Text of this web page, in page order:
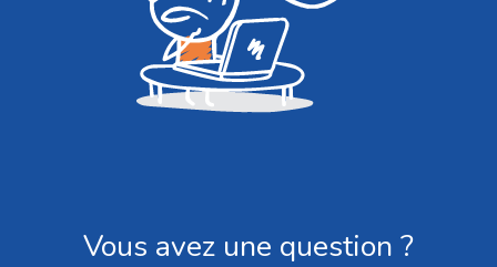
Vous avez une question ?